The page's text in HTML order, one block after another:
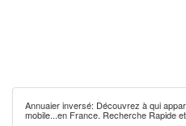
Annuaier inversé: Découvrez à qui
mobile...en France. Recherche Rapide